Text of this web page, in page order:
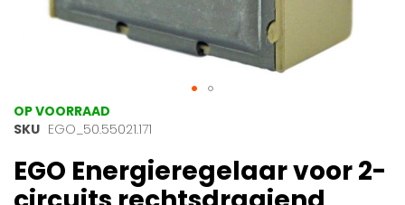
Ga
naar
begin
van
de
OP VOORRAAD
SKU EGO_50.55021.171
EGO Energieregelaar voor 2-